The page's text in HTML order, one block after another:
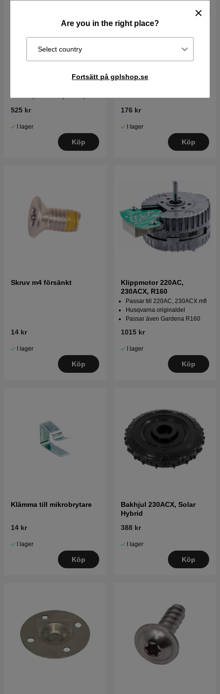
Are you in the right place?
Select country
Fortsätt på gplshop.se
525 kr
I lager
Köp
176 kr
I lager
Köp
Skruv m4 försänkt
14 kr
I lager
Köp
Klippmotor 220AC,
230ACX, R160
Passar till 220AC, 230ACX mfl
Husqvarna originaldel
Passar även Gardena R160
1015 kr
I lager
Köp
Klämma till mikrobrytare
14 kr
I lager
Köp
Bakhjul 230ACX, Solar
Hybrid
388 kr
I lager
Köp